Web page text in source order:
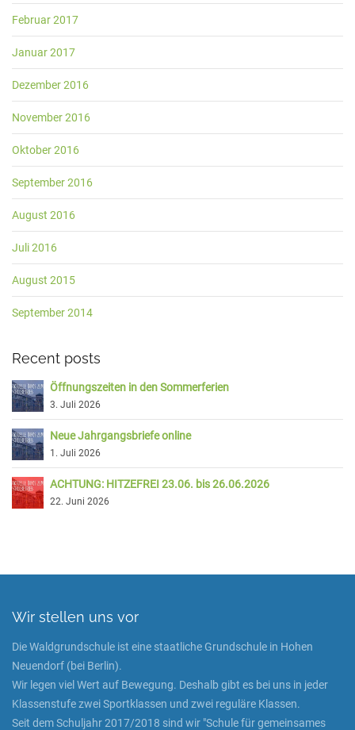
Februar 2017
Januar 2017
Dezember 2016
November 2016
Oktober 2016
September 2016
August 2016
Juli 2016
August 2015
September 2014
Recent posts
Öffnungszeiten in den Sommerferien
3. Juli 2026
Neue Jahrgangsbriefe online
1. Juli 2026
ACHTUNG: HITZEFREI 23.06. bis 26.06.2026
22. Juni 2026
Wir stellen uns vor
Die Waldgrundschule ist eine staatliche Grundschule in Hohen
Neuendorf (bei Berlin).
Wir legen viel Wert auf Bewegung. Deshalb gibt es bei uns in jeder
Klassenstufe zwei Sportklassen und zwei reguläre Klassen.
Seit dem Schuljahr 2017/2018 sind wir "Schule für gemeinsames